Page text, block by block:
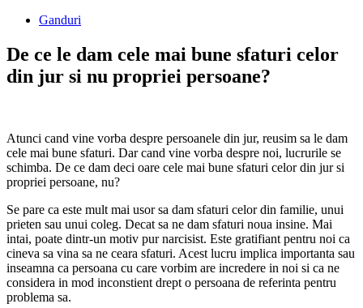
Ganduri
De ce le dam cele mai bune sfaturi celor
din jur si nu propriei persoane?
Atunci cand vine vorba despre persoanele din jur, reusim sa le dam
cele mai bune sfaturi. Dar cand vine vorba despre noi, lucrurile se
schimba. De ce dam deci oare cele mai bune sfaturi celor din jur si
propriei persoane, nu?
Se pare ca este mult mai usor sa dam sfaturi celor din familie, unui
prieten sau unui coleg. Decat sa ne dam sfaturi noua insine. Mai
intai, poate dintr-un motiv pur narcisist. Este gratifiant pentru noi ca
cineva sa vina sa ne ceara sfaturi. Acest lucru implica importanta sau
inseamna ca persoana cu care vorbim are incredere in noi si ca ne
considera in mod inconstient drept o persoana de referinta pentru
problema sa.